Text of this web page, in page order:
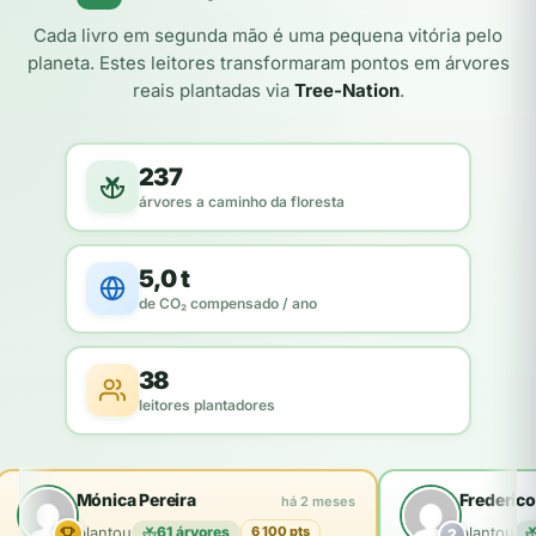
Cada livro em segunda mão é uma pequena vitória pelo
planeta. Estes leitores transformaram pontos em árvores
reais plantadas via Tree-Nation.
237
árvores a caminho da floresta
5,0 t
de CO₂ compensado / ano
38
leitores plantadores
Mónica Pereira há 2 meses
plantou 61 árvores 6 100 pts plantou